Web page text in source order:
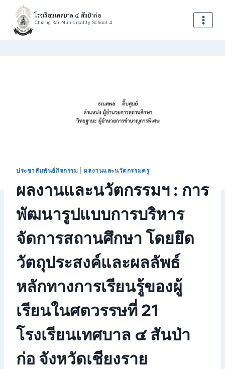
โรงเรียนเทศบาล ๔ สันป่าก่อ
Chiang Rai Municipality School 4
ประชาสัมพันธ์กิจกรรม |ผลงานและนวัตกรรมครู
ผลงานและนวัตกรรมฯ : การ
พัฒนารูปแบบการบริหาร
จัดการสถานศึกษา โดยยึด
วัตถุประสงค์และผลลัพธ์
หลักทางการเรียนรู้ของผู้
เรียนในศตวรรษที่ 21
โรงเรียนเทศบาล ๔ สันป่า
ก่อ จังหวัดเชียงราย